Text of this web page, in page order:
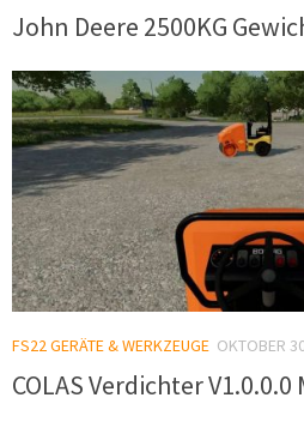
John Deere 2500KG
FS22 GERÄTE & WERKZEUGE OKTOBER
COLAS Verdichter V1.0.0.0